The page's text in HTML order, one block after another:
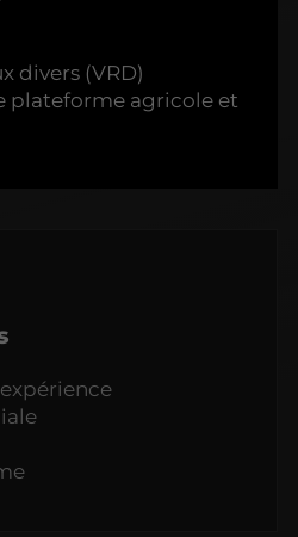
divers (VRD)
plateforme agricole et